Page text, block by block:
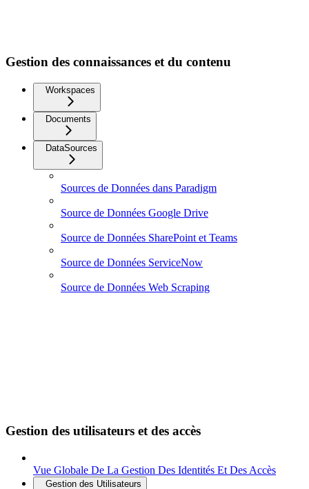
Gestion des connaissances et du contenu
Workspaces
Documents
DataSources
Sources de Données dans Paradigm
Source de Données Google Drive
Source de Données SharePoint et Teams
Source de Données ServiceNow
Source de Données Web Scraping
Gestion des utilisateurs et des accès
Vue Globale De La Gestion Des Identités Et Des Accès
Gestion des Utilisateurs